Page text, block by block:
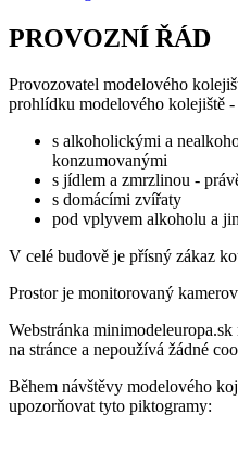
PROVOZNÍ ŘÁD
Provozovatel modelového
prohlídku modelového kolejiště
s alkoholickými a
konzumovanými
s jídlem a zmrzlinou -
s domácími zvířaty
pod vplyvem alkoholu a
V celé budově je přísný zákaz
Prostor je monitorovaný
Webstránka
na stránce a nepoužívá žádné
Během návštěvy modelového
upozorňovat tyto piktogramy: